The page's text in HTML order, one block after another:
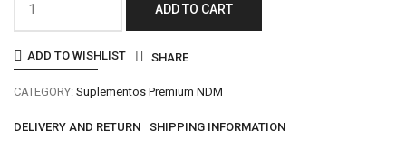
ADD TO CART
ADD TO WISHLIST SHARE
CATEGORY: Suplementos Premium NDM
DELIVERY AND RETURN SHIPPING INFORMATION